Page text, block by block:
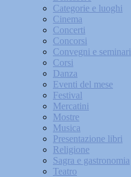
Categorie e luoghi
Cinema
Concerti
Concorsi
Convegni e seminari
Corsi
Danza
Eventi del mese
Festival
Mercatini
Mostre
Musica
Presentazione libri
Religione
Sagra e gastronomia
Teatro